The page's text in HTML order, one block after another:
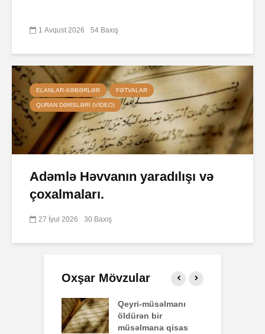
1 Avqust 2026 54 Baxış
ELANLAR-XƏBƏRLƏR FƏTVALAR
QURAN DƏRSLƏRI (VIDEO)
Adəmlə Həvvanın yaradılışı və
çoxalmaları.
27 İyul 2026 30 Baxış
Oxşar Mövzular
Qeyri-müsəlmanı
öldürən bir
müsəlmana qisas